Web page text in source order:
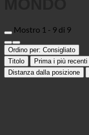
Mostro 1 - 9 di 9
Ordino per: Consigliato
Titolo
Prima i più recenti
Distanza dalla posizione